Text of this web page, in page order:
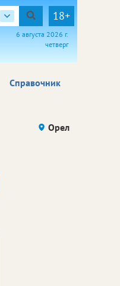
18+
6 августа 2026 г.
четверг
Справочник
Орел